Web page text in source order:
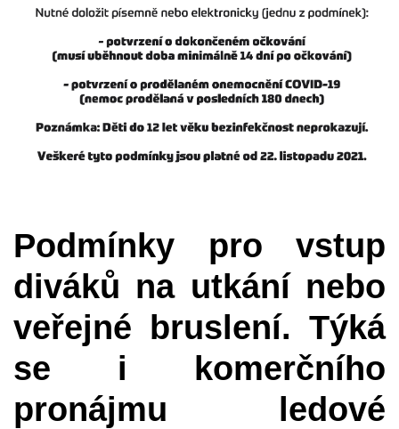
Podmínky pro vstup
diváků na utkání nebo
veřejné bruslení. Týká
se i komerčního
pronájmu ledové